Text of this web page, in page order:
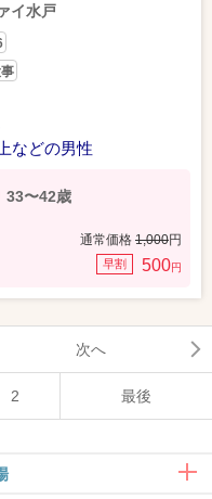
イ水戸
などの男性
33〜42歳
通常価格 1,000円
早割 500円
次へ
2 最後